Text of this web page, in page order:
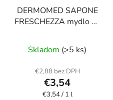
DERMOMED SAPONE
FRESCHEZZA mydlo na
Skladom (>5 ks)
€2,88 bez DPH
€3,54
Jednotková
€3,54 / 1 l